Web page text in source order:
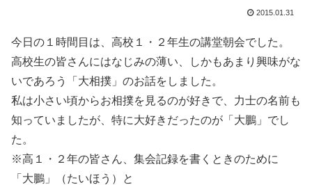
2015.01.31
今日の１時間目は、高校１・２年生の講堂朝会でした。
高校生の皆さんにはなじみの薄い、しかもあまり興味がな
いであろう「大相撲」のお話をしました。
私は小さい頃からお相撲を見るのが好きで、力士の名前も
知っていましたが、特に大好きだったのが「大鵬」でし
た。
※高１・２年の皆さん、集会記録を書くときのために
「大鵬」（たいほう）と